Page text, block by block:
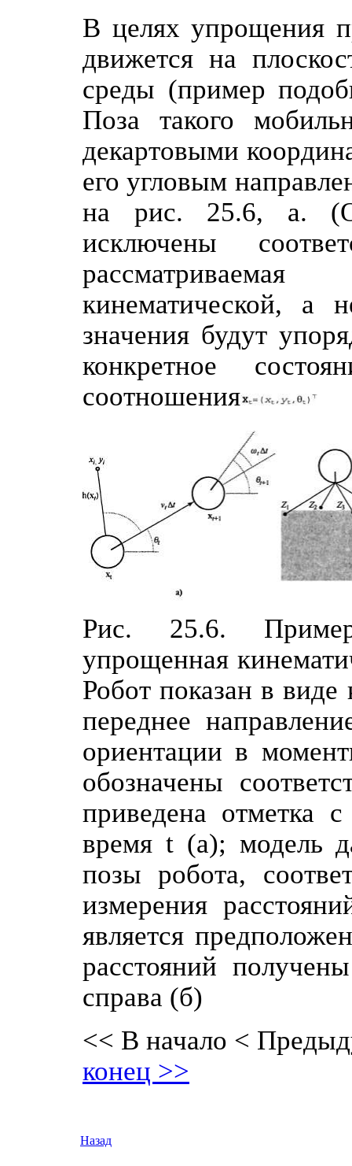
В целях упрощения
движется на
среды (пример
Поза такого
декартовыми
его угловым
на рис. 25.6, а.
исключены
кинематической, а
значения будут
конкретное
соотношения
Рис. 25.6.
упрощенная
Робот показан в
переднее
ориентации в
обозначены
приведена отметка с
время t (а); модель
позы робота,
измерения
является
расстояний
справа (б)
<< В начало <
конец >>
Назад